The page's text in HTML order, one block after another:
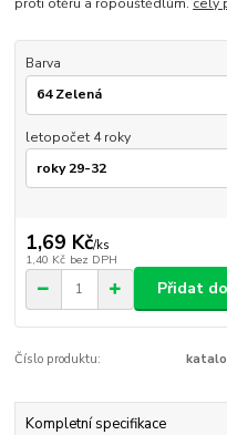
Barva
letopočet 4 roky
1,69 Kč/ks
1,40 Kč bez DPH
Přidat
Číslo produktu:
Kompletní specifikace